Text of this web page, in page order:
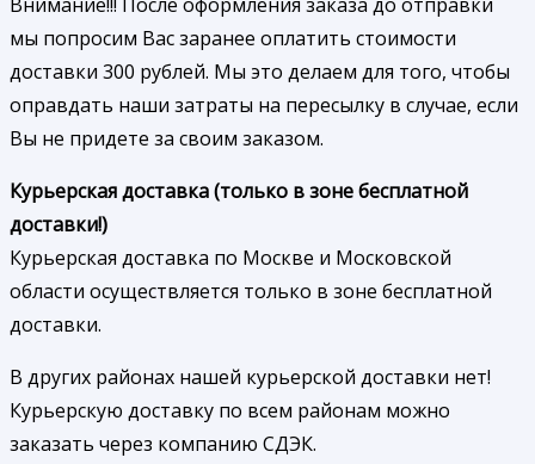
Внимание!!! После оформления заказа до отправки
мы попросим Вас заранее оплатить стоимости
доставки 300 рублей. Мы это делаем для того, чтобы
оправдать наши затраты на пересылку в случае, если
Вы не придете за своим заказом.
Курьерская доставка (только в зоне бесплатной
доставки!)
Курьерская доставка по Москве и Московской
области осуществляется только в зоне бесплатной
доставки.
В других районах нашей курьерской доставки нет!
Курьерскую доставку по всем районам можно
заказать через компанию СДЭК.